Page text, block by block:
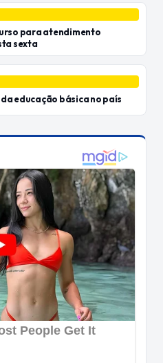
para atendimento
sexta
educação básica no país